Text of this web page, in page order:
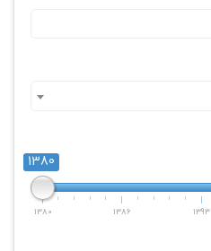
1380
1380 1386 1393